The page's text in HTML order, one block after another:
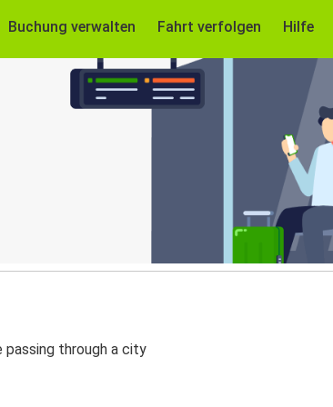
Buchung verwalten Fahrt verfolgen Hilfe